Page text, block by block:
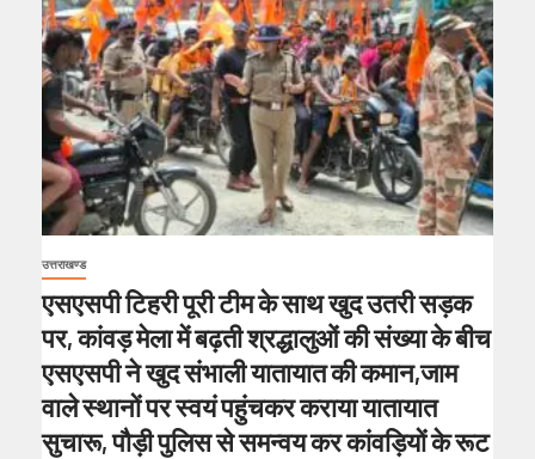
उत्तराखण्ड
एसएसपी टिहरी पूरी टीम के साथ खुद उतरी सड़क
पर, कांवड़ मेला में बढ़ती श्रद्धालुओं की संख्या के बीच
एसएसपी ने खुद संभाली यातायात की कमान,जाम
वाले स्थानों पर स्वयं पहुंचकर कराया यातायात
सुचारू, पौड़ी पुलिस से समन्वय कर कांवड़ियों के रूट